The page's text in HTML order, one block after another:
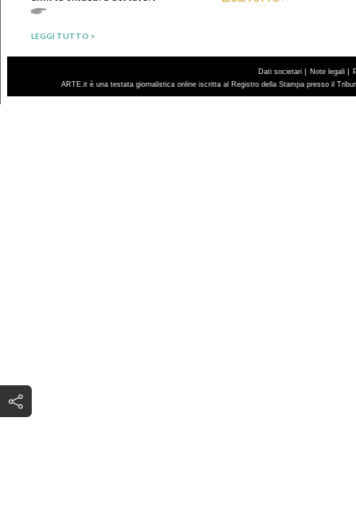
LEGGI TUTTO >
Dati societari | Note legali |
ARTE.it è una testata giornalistica online iscritta al Registro della Stampa presso il